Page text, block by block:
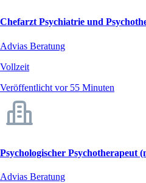
Chefarzt Psychiatrie und
Advias Beratung
Vollzeit
Veröffentlicht vor 55 Minuten
Psychologischer Psychotherapeut
Advias Beratung